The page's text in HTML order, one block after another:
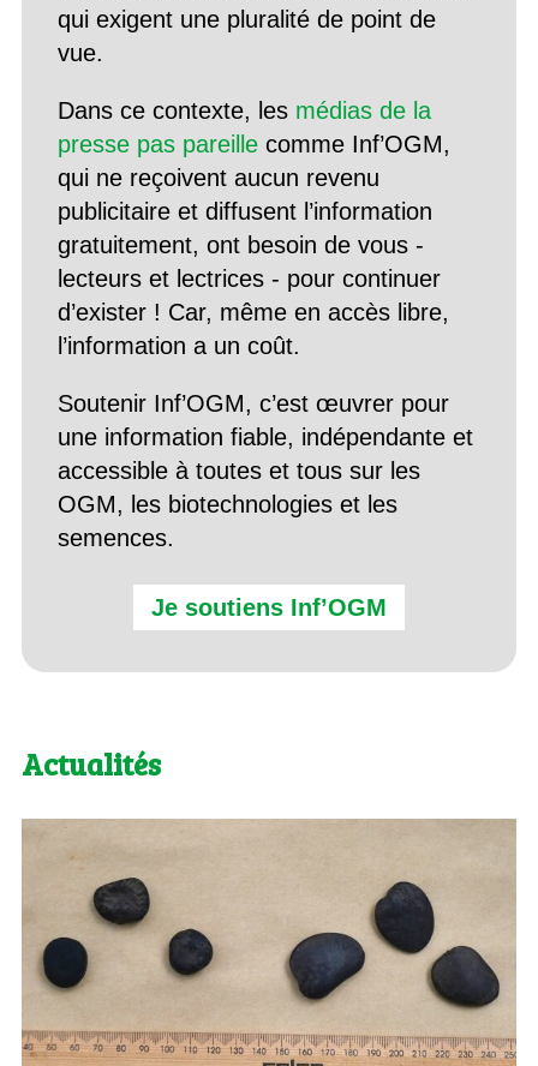
qui exigent une pluralité de point de
vue.
Dans ce contexte, les médias de la
presse pas pareillecomme Inf’OGM,
qui ne reçoivent aucun revenu
publicitaire et diffusent l’information
gratuitement, ont besoin de vous -
lecteurs et lectrices - pour continuer
d’exister ! Car, même en accès libre,
l’information a un coût.
Soutenir Inf’OGM, c’est œuvrer pour
une information fiable, indépendante et
accessible à toutes et tous sur les
OGM, les biotechnologies et les
semences.
Je soutiens Inf’OGM
Actualités